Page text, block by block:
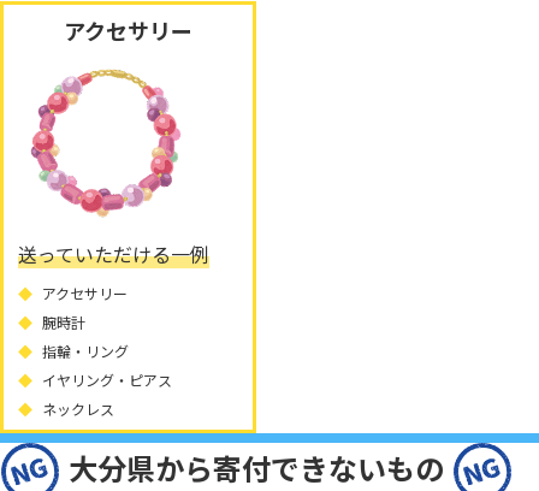
アクセサリー
送っていただける一例
アクセサリー
腕時計
指輪・リング
イヤリング・ピアス
ネックレス
大分県から寄付できないもの